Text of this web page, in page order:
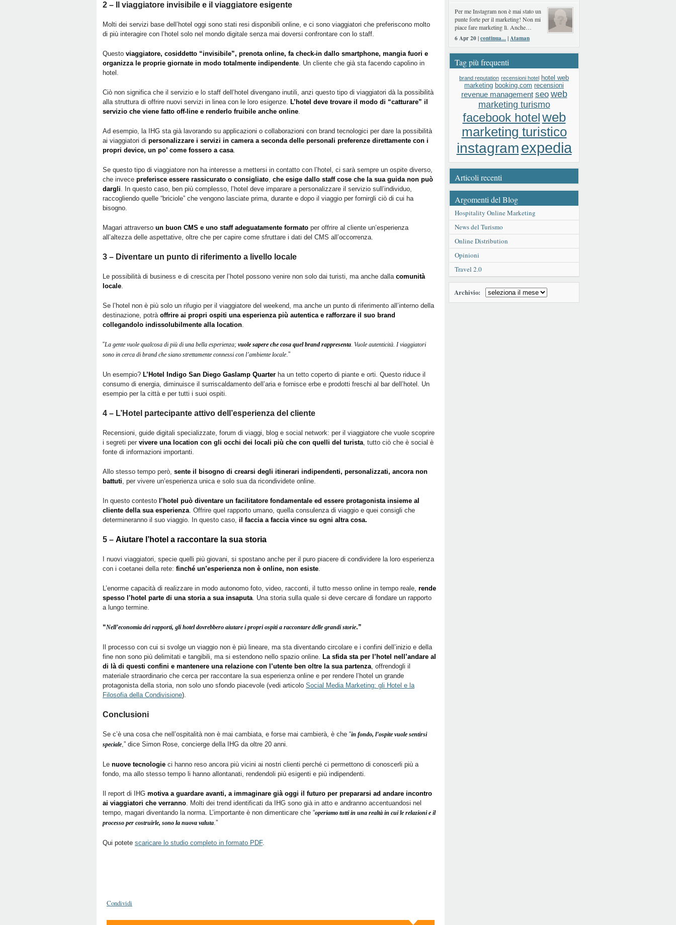
2 – Il viaggiatore invisibile e il viaggiatore esigente
Molti dei servizi base dell’hotel oggi sono stati resi disponibili online, e ci sono viaggiatori che preferiscono molto
di più interagire con l’hotel solo nel mondo digitale senza mai doversi confrontare con lo staff.
Questo viaggiatore, cosiddetto “invisibile”, prenota online, fa check-in dallo smartphone, mangia fuori e
organizza le proprie giornate in modo totalmente indipendente. Un cliente che già sta facendo capolino in
hotel.
Ciò non significa che il servizio e lo staff dell’hotel divengano inutili, anzi questo tipo di viaggiatori dà la possibilità
alla struttura di offrire nuovi servizi in linea con le loro esigenze. L’hotel deve trovare il modo di “catturare” il
servizio che viene fatto off-line e renderlo fruibile anche online.
Ad esempio, la IHG sta già lavorando su applicazioni o collaborazioni con brand tecnologici per dare la possibilità
ai viaggiatori di personalizzare i servizi in camera a seconda delle personali preferenze direttamente con i
propri device, un po’ come fossero a casa.
Se questo tipo di viaggiatore non ha interesse a mettersi in contatto con l’hotel, ci sarà sempre un ospite diverso,
che invece preferisce essere rassicurato o consigliato, che esige dallo staff cose che la sua guida non può
dargli. In questo caso, ben più complesso, l’hotel deve imparare a personalizzare il servizio sull’individuo,
raccogliendo quelle “briciole” che vengono lasciate prima, durante e dopo il viaggio per fornirgli ciò di cui ha
bisogno.
Magari attraverso un buon CMS e uno staff adeguatamente formato per offrire al cliente un’esperienza
all’altezza delle aspettative, oltre che per capire come sfruttare i dati del CMS all’occorrenza.
3 – Diventare un punto di riferimento a livello locale
Le possibilità di business e di crescita per l’hotel possono venire non solo dai turisti, ma anche dalla comunità
locale.
Se l’hotel non è più solo un rifugio per il viaggiatore del weekend, ma anche un punto di riferimento all’interno della
destinazione, potrà offrire ai propri ospiti una esperienza più autentica e rafforzare il suo brand
collegandolo indissolubilmente alla location.
“La gente vuole qualcosa di più di una bella esperienza; vuole sapere che cosa quel brand rappresenta. Vuole autenticità. I viaggiatori
sono in cerca di brand che siano strettamente connessi con l’ambiente locale.”
Un esempio? L’Hotel Indigo San Diego Gaslamp Quarter ha un tetto coperto di piante e orti. Questo riduce il
consumo di energia, diminuisce il surriscaldamento dell’aria e fornisce erbe e prodotti freschi al bar dell’hotel. Un
esempio per la città e per tutti i suoi ospiti.
4 – L’Hotel partecipante attivo dell’esperienza del cliente
Recensioni, guide digitali specializzate, forum di viaggi, blog e social network: per il viaggiatore che vuole scoprire
i segreti per vivere una location con gli occhi dei locali più che con quelli del turista, tutto ciò che è social è
fonte di informazioni importanti.
Allo stesso tempo però, sente il bisogno di crearsi degli itinerari indipendenti, personalizzati, ancora non
battuti, per vivere un’esperienza unica e solo sua da ricondividete online.
In questo contesto l’hotel può diventare un facilitatore fondamentale ed essere protagonista insieme al
cliente della sua esperienza. Offrire quel rapporto umano, quella consulenza di viaggio e quei consigli che
determineranno il suo viaggio. In questo caso, il faccia a faccia vince su ogni altra cosa.
5 – Aiutare l’hotel a raccontare la sua storia
I nuovi viaggiatori, specie quelli più giovani, si spostano anche per il puro piacere di condividere la loro esperienza
con i coetanei della rete: finché un’esperienza non è online, non esiste.
L’enorme capacità di realizzare in modo autonomo foto, video, racconti, il tutto messo online in tempo reale, rende
spesso l’hotel parte di una storia a sua insaputa. Una storia sulla quale si deve cercare di fondare un rapporto
a lungo termine.
“Nell’economia dei rapporti, gli hotel dovrebbero aiutare i propri ospiti a raccontare delle grandi storie.”
Il processo con cui si svolge un viaggio non è più lineare, ma sta diventando circolare e i confini dell’inizio e della
fine non sono più delimitati e tangibili, ma si estendono nello spazio online. La sfida sta per l’hotel nell’andare al
di là di questi confini e mantenere una relazione con l’utente ben oltre la sua partenza, offrendogli il
materiale straordinario che cerca per raccontare la sua esperienza online e per rendere l’hotel un grande
protagonista della storia, non solo uno sfondo piacevole (vedi articolo Social Media Marketing: gli Hotel e la
Filosofia della Condivisione).
Conclusioni
Se c’è una cosa che nell’ospitalità non è mai cambiata, e forse mai cambierà, è che “in fondo, l’ospite vuole sentirsi
speciale,” dice Simon Rose, concierge della IHG da oltre 20 anni.
Le nuove tecnologie ci hanno reso ancora più vicini ai nostri clienti perché ci permettono di conoscerli più a
fondo, ma allo stesso tempo li hanno allontanati, rendendoli più esigenti e più indipendenti.
Il report di IHG motiva a guardare avanti, a immaginare già oggi il futuro per prepararsi ad andare incontro
ai viaggiatori che verranno. Molti dei trend identificati da IHG sono già in atto e andranno accentuandosi nel
tempo, magari diventando la norma. L’importante è non dimenticare che “operiamo tutti in una realtà in cui le relazioni e il
processo per costruirle, sono la nuova valuta.”
Qui potete scaricare lo studio completo in formato PDF.
Condividi
Per me Instagram non è mai stato un
punte forte per il marketing! Non mi
piace fare marketing lì. Anche…
6 Apr 20 |continua...|Ataman
Tag più frequenti
brand reputation recensioni hotel hotel web
marketing booking.com recensioni
revenue management seo web
marketing turismo
facebook hotelweb
marketing turistico
instagramexpedia
Articoli recenti
Argomenti del Blog
Hospitality Online Marketing
News del Turismo
Online Distribution
Opinioni
Travel 2.0
Archivio: